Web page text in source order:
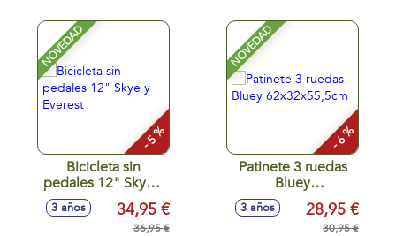
con luces y sonidos
- Modelos surtidos
NOVEDAD
- 5 %
Bicicleta sin
pedales 12" Skye y
Everest
3 años 34,95 €
36,95 €
NOVEDAD
- 6 %
Patinete 3 ruedas
Bluey
62x32x55,5cm
3 años 28,95 €
30,95 €